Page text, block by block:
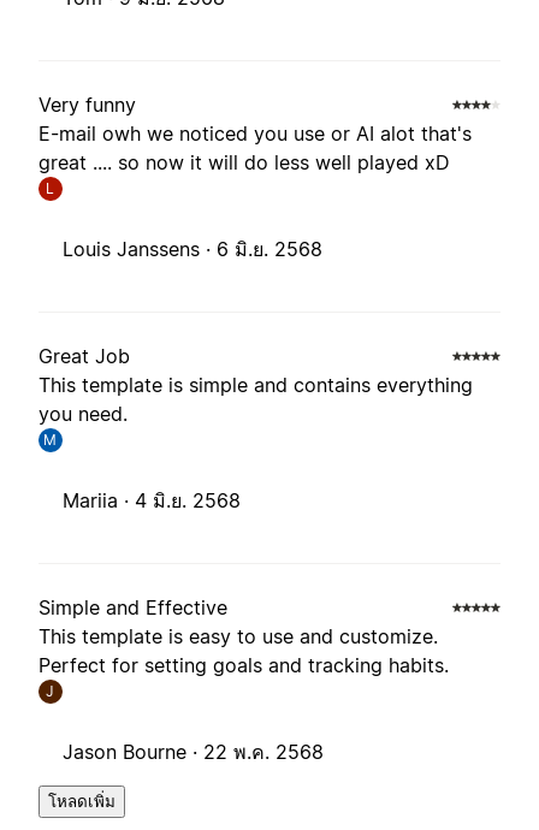
Very funny
E-mail owh we noticed you use or AI alot that's
great .... so now it will do less well played xD
L
Louis Janssens · 6 มิ.ย. 2568
Great Job
This template is simple and contains everything
you need.
M
Mariia · 4 มิ.ย. 2568
Simple and Effective
This template is easy to use and customize.
Perfect for setting goals and tracking habits.
J
Jason Bourne · 22 พ.ค. 2568
โหลดเพิ่ม